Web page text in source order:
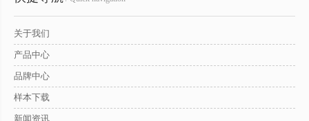
关于我们
产品中心
品牌中心
样本下载
新闻资讯